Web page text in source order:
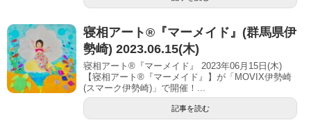
寝相アート®︎『マーメイド』(群馬県伊
勢崎) 2023.06.15(木)
寝相アート®『マーメイド』 2023年06月15日(木)
【寝相アート®︎『マーメイド』】が「MOVIX伊勢崎
(スマーク伊勢崎)」で開催！...
記事を読む